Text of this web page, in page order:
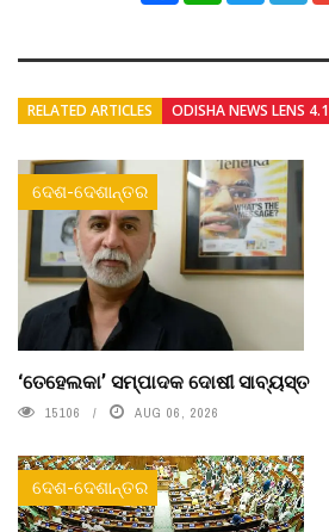
RELATED ARTICLES ODISHA NEWS LENS 4.1
ଦେଶ-ଦେଶାନ୍ତର
‘ତେହେଲକା’ ସମ୍ପାଦକ ଦୋଷୀ ସାବ୍ୟସ୍ତ
15106 AUG 06, 2026
ଦେଶ-ଦେଶାନ୍ତର